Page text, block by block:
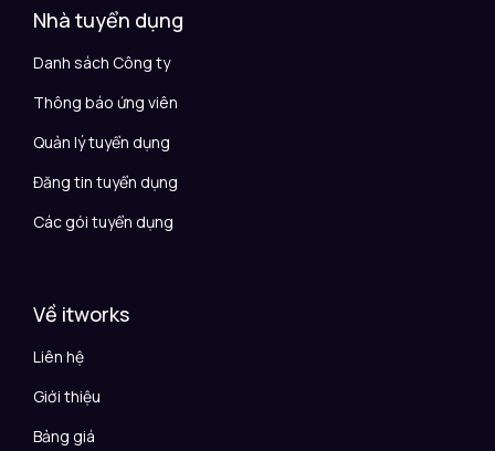
Nhà tuyển dụng
Danh sách Công ty
Thông báo ứng viên
Quản lý tuyển dụng
Đăng tin tuyển dụng
Các gói tuyển dụng
Về itworks
Liên hệ
Giới thiệu
Bảng giá